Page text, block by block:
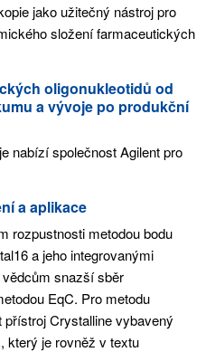
jako užitečný nástroj pro
složení farmaceutických
oligonukleotidů od
a vývoje po produkční
nabízí společnost Agilent pro
a aplikace
rozpustnosti metodou bodu
a jeho integrovanými
snazší sběr
EqC. Pro metodu
Crystalline vybavený
který je rovněž v textu